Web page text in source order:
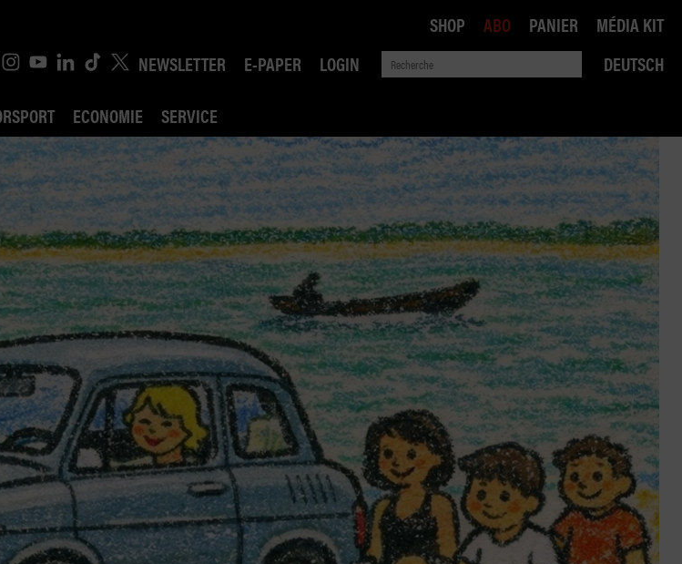
NEWSLETTER E-PAPER LOGIN
DEUTSCH
ECONOMIE SERVICE
ROBIN ROAD
AI CONSEIL JURIDIQUE
POLITIQUE DES TRANSPORTS
COMPÉTITION
SHOP ABO PANIER MÉDIA KIT